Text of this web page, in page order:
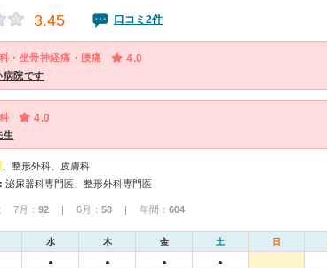
3.45 口コミ2件
・坐骨神経痛・腰痛 4.0
病院です
4.0
生
、整形外科、皮膚科
泌尿器科専門医、整形外科専門医
7月： 92 | 6月： 58 | 年間： 604
水 木 金 土 日
● ● ● ●